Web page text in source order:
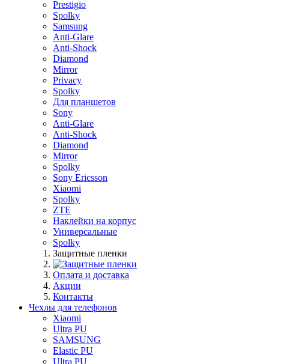
Prestigio
Spolky
Samsung
Anti-Glare
Anti-Shock
Diamond
Mirror
Privacy
Spolky
Для планшетов
Sony
Anti-Glare
Anti-Shock
Diamond
Mirror
Spolky
Sony Ericsson
Xiaomi
Spolky
ZTE
Наклейки на корпус
Универсальные
Spolky
Защитные пленки
Оплата и доставка
Акции
Контакты
Чехлы для телефонов
Xiaomi
Ultra PU
SAMSUNG
Elastic PU
Ultra PU